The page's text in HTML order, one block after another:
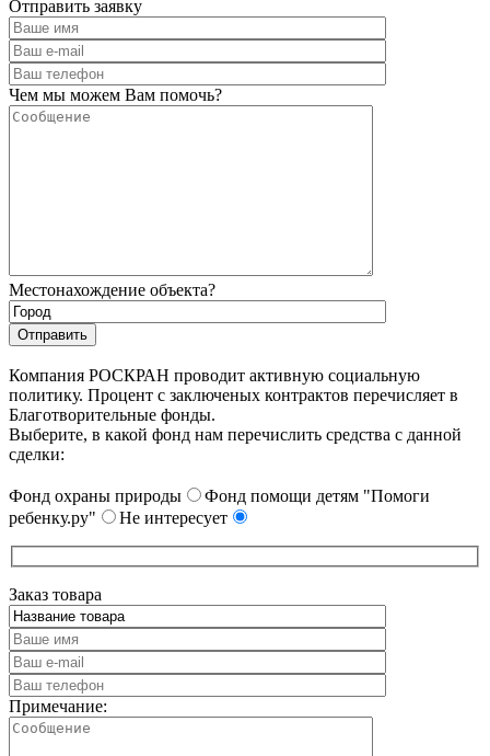
Отправить заявку
Чем мы можем Вам помочь?
Местонахождение объекта?
Компания РОСКРАН проводит активную социальную
политику. Процент с заключеных контрактов перечисляет в
Благотворительные фонды.
Выберите, в какой фонд нам перечислить средства с данной
сделки:
Фонд охраны природы
Фонд помощи детям "Помоги
ребенку.ру"
Не интересует
Заказ товара
Примечание: